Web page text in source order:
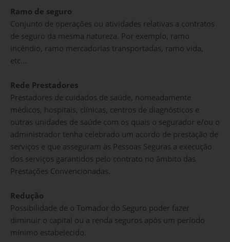
Ramo de seguro
Conjunto de operações ou atividades relativas a contratos
de seguro da mesma natureza. Por exemplo, ramo
incêndio, ramo mercadorias transportadas, ramo vida,
etc...
Rede Prestadores
Prestadores de cuidados de saúde, nomeadamente
médicos, hospitais, clínicas, centros de diagnósticos e
outras unidades de saúde com os quais o segurador e/ou o
administrador tenha celebrado um acordo de prestação de
serviços e que asseguram às Pessoas Seguras a execução
dos serviços garantidos pelo contrato no âmbito das
Prestações Convencionadas.
Redução
Possibilidade de o Tomador do Seguro poder fazer
diminuir o capital ou a renda seguros após um período
mínimo estabelecido.